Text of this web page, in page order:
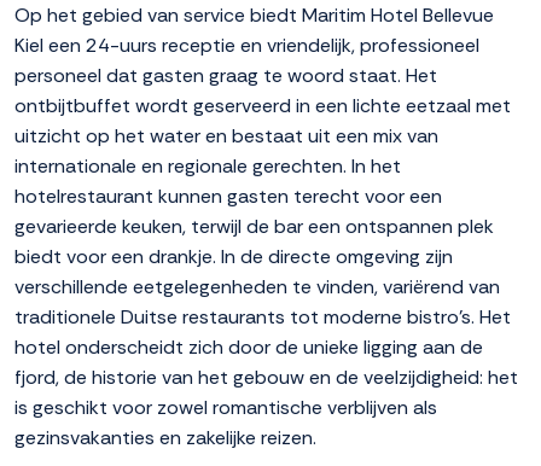
Op het gebied van service biedt Maritim Hotel Bellevue
Kiel een 24-uurs receptie en vriendelijk, professioneel
personeel dat gasten graag te woord staat. Het
ontbijtbuffet wordt geserveerd in een lichte eetzaal met
uitzicht op het water en bestaat uit een mix van
internationale en regionale gerechten. In het
hotelrestaurant kunnen gasten terecht voor een
gevarieerde keuken, terwijl de bar een ontspannen plek
biedt voor een drankje. In de directe omgeving zijn
verschillende eetgelegenheden te vinden, variërend van
traditionele Duitse restaurants tot moderne bistro's. Het
hotel onderscheidt zich door de unieke ligging aan de
fjord, de historie van het gebouw en de veelzijdigheid: het
is geschikt voor zowel romantische verblijven als
gezinsvakanties en zakelijke reizen.